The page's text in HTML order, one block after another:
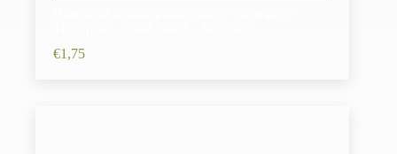
€1,75